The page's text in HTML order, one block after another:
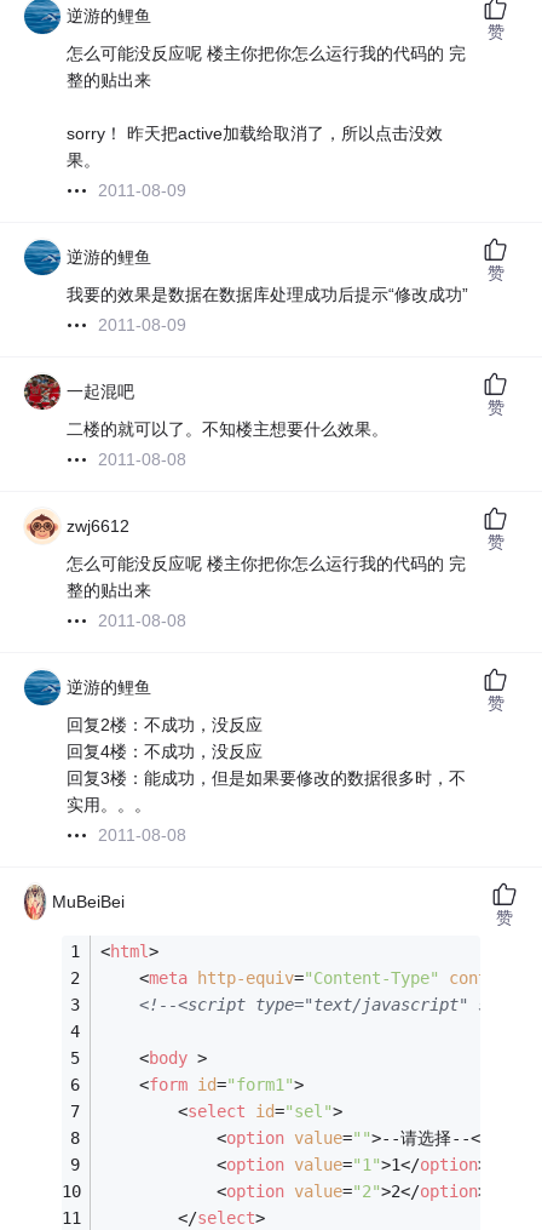
逆游的鲤鱼
怎么可能没反应呢 楼主你把你怎么运行我的代码的 完
整的贴出来
sorry！ 昨天把active加载给取消了，所以点击没效
果。
2011-08-09
赞
逆游的鲤鱼
我要的效果是数据在数据库处理成功后提示“修改成功”
2011-08-09
赞
一起混吧
二楼的就可以了。不知楼主想要什么效果。
2011-08-08
赞
zwj6612
怎么可能没反应呢 楼主你把你怎么运行我的代码的 完
整的贴出来
2011-08-08
赞
逆游的鲤鱼
回复2楼：不成功，没反应
回复4楼：不成功，没反应
回复3楼：能成功，但是如果要修改的数据很多时，不
实用。。。
2011-08-08
赞
MuBeiBei
<html>
<meta http-equiv="Content-Type" content
<!--<script type="text/javascript"
<body >
<form id="form1">
<select id="sel">
<option value="">--请选择--</
<option value="1">1</option>
<option value="2">2</option>
</select>
赞